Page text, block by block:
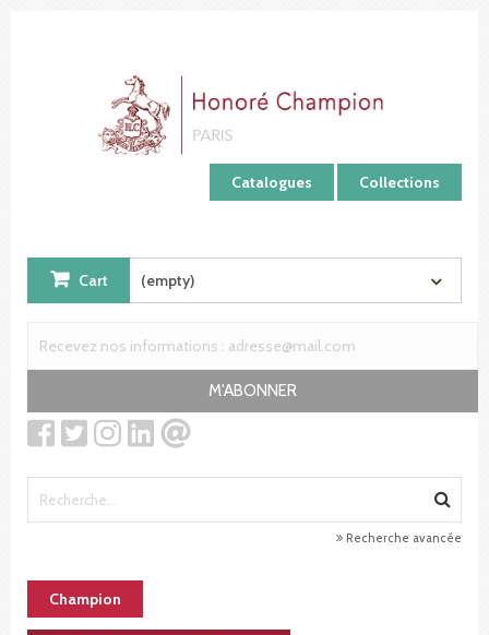
Catalogues Collections
Cart (empty)
M'ABONNER
Recherche avancée
Champion